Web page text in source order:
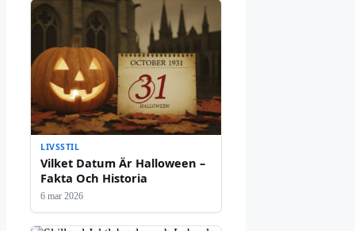
LIVSSTIL
Vilket Datum Är Halloween –
Fakta Och Historia
6 mar 2026